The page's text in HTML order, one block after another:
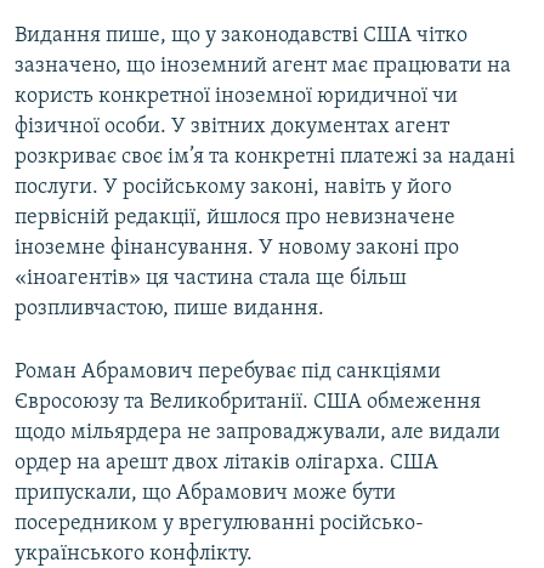
Видання пише, що у законодавстві США чітко
зазначено, що іноземний агент має працювати на
користь конкретної іноземної юридичної чи
фізичної особи. У звітних документах агент
розкриває своє ім’я та конкретні платежі за надані
послуги. У російському законі, навіть у його
первісній редакції, йшлося про невизначене
іноземне фінансування. У новому законі про
«іноагентів» ця частина стала ще більш
розпливчастою, пише видання.
Роман Абрамович перебуває під санкціями
Євросоюзу та Великобританії. США обмеження
щодо мільярдера не запроваджували, але видали
ордер на арешт двох літаків олігарха. США
припускали, що Абрамович може бути
посередником у врегулюванні російсько-
українського конфлікту.